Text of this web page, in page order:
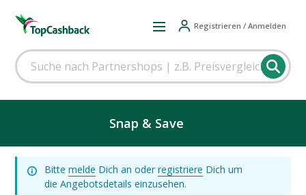
Registrieren / Anmelden
Snap & Save
Bittemelde Dich an oderregistriere Dich um
die Angebotsdetails einzusehen.